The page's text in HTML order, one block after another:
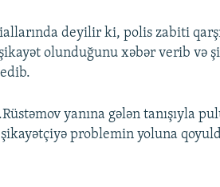
deyilir ki, polis zabiti
olunduğunu xəbər verib və
yanına gələn tanışıyla
problemin yoluna